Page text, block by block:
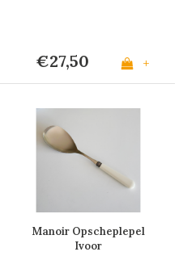
€27,50 +
Manoir Opscheplepel
Ivoor